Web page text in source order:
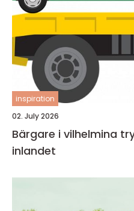
inspiration
02. July 2026
Bärgare i vilhelmina trygg hjälp på vägarna i
inlandet